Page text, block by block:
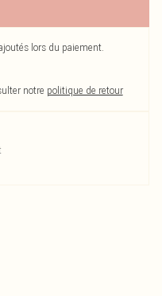
lors du paiement.
notre politique de retour